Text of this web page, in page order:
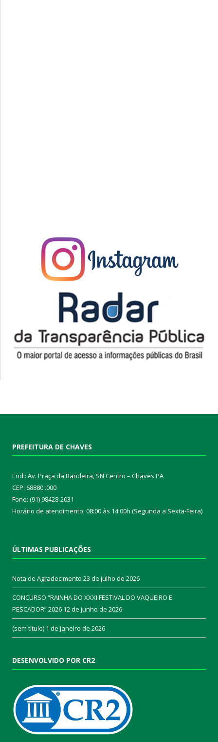
PREFEITURA DE CHAVES
End.: Av. Praça da Bandeira, SN Centro – Chaves PA
CEP: 68880 .000
Fone: (91) 98428-2031
Horário de atendimento: 08:00 às 14:00h (Segunda a Sexta-Feira)
ÚLTIMAS PUBLICAÇÕES
Nota de Agradecimento 23 de julho de 2026
CONCURSO “RAINHA DO XXXI FESTIVAL DO VAQUEIRO E
PESCADOR” 2026 12 de junho de 2026
(sem título) 1 de janeiro de 2026
DESENVOLVIDO POR CR2